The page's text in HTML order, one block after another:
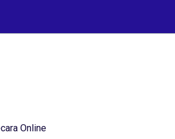
Online